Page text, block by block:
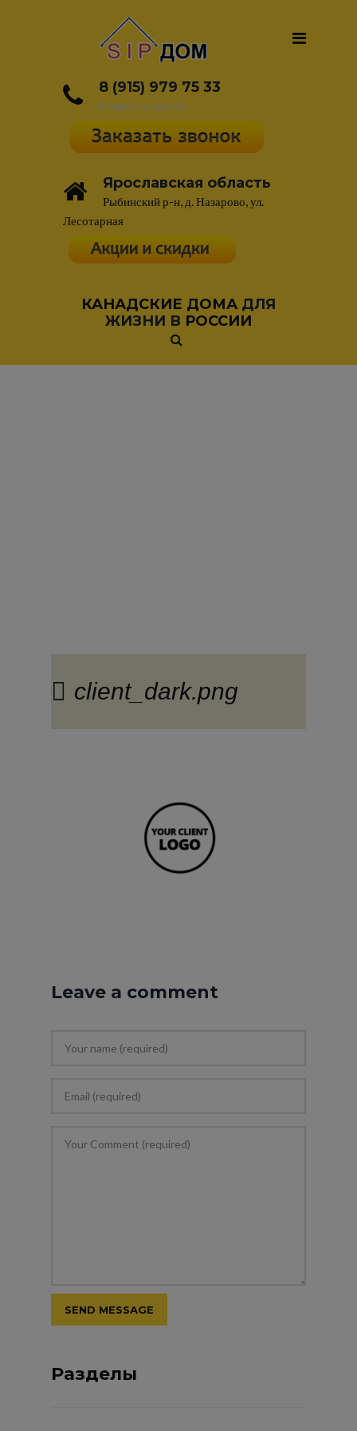
8 (915) 979 75 33
Написать письмо
Ярославская область
Рыбинский р-н, д. Назарово, ул.
Лесотарная
КАНАДСКИЕ ДОМА ДЛЯ
ЖИЗНИ В РОССИИ
client_dark.png
Leave a comment
Разделы